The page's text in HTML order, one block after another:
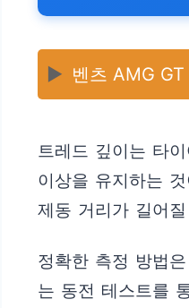
▶️ 벤츠 AMG
트레드 깊이는 타
이상을 유지하는
제동 거리가 길어
정확한 측정 방법
는 동전 테스트를